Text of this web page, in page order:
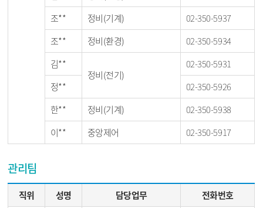
조**
정비(기계)
02-350-5937
조**
정비(환경)
02-350-5934
김**
정비(전기)
02-350-5931
정**
02-350-5926
한**
정비(기계)
02-350-5938
이**
중앙제어 02-350-5917
관리팀
직위 성명 담당업무
전화번호